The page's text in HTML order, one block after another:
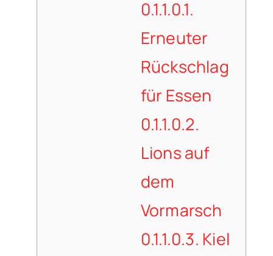
0.1.1.0.1.
Erneuter
Rückschlag
für Essen
0.1.1.0.2.
Lions auf
dem
Vormarsch
0.1.1.0.3. Kiel